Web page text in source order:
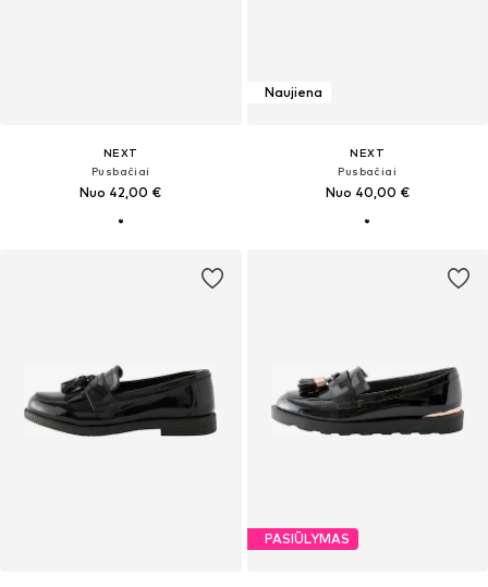
NEXT
Pusbačiai
Nuo 42,00 €
Naujiena
NEXT
Pusbačiai
Nuo 40,00 €
PASIŪLYMAS